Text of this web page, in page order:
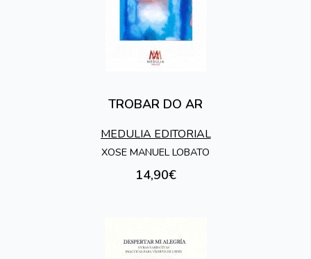
TROBAR DO AR
MEDULIA EDITORIAL
XOSE MANUEL LOBATO
14,90€